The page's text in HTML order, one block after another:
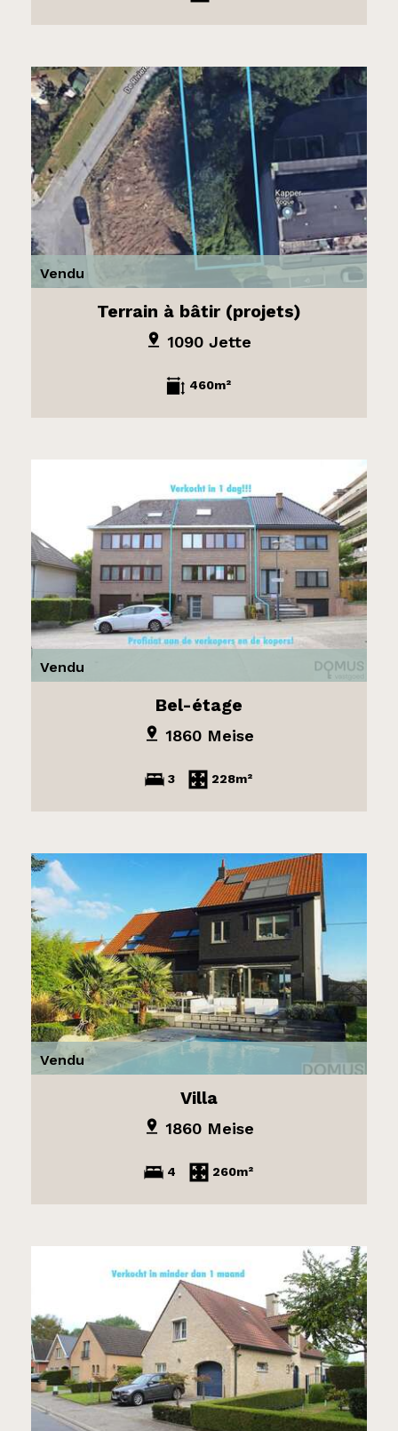
Vendu
Terrain à bâtir (projets)
1090 Jette
460m²
Vendu
Bel-étage
1860 Meise
3 228m²
Vendu
Villa
1860 Meise
4 260m²